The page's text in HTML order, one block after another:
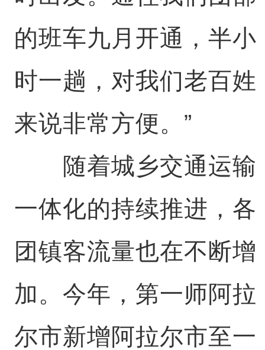
的班车九月开通，半小
时一趟，对我们老百姓
来说非常方便。”
随着城乡交通运输
一体化的持续推进，各
团镇客流量也在不断增
加。今年，第一师阿拉
尔市新增阿拉尔市至一